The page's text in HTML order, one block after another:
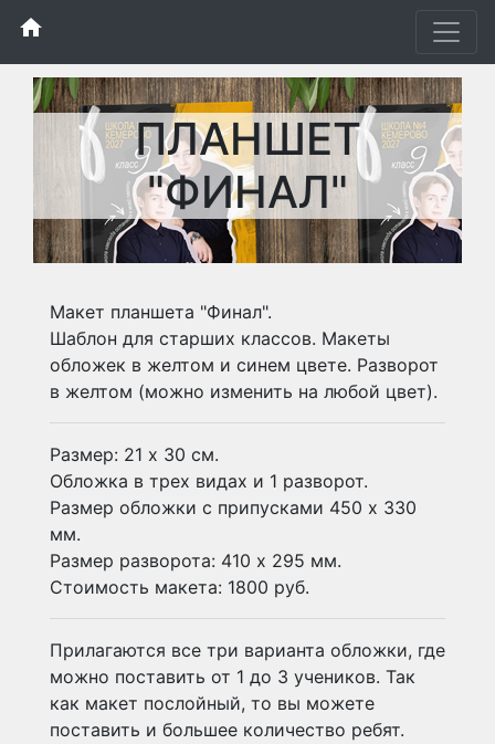
home
ПЛАНШЕТ
"ФИНАЛ"
Макет планшета "Финал".
Шаблон для старших классов. Макеты
обложек в желтом и синем цвете. Разворот
в желтом (можно изменить на любой цвет).
Размер: 21 х 30 см.
Обложка в трех видах и 1 разворот.
Размер обложки с припусками 450 х 330
мм.
Размер разворота: 410 х 295 мм.
Стоимость макета: 1800 руб.
Прилагаются все три варианта обложки, где
можно поставить от 1 до 3 учеников. Так
как макет послойный, то вы можете
поставить и большее количество ребят.